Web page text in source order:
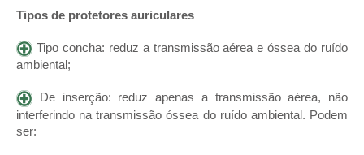
Tipos de protetores auriculares
Tipo concha: reduz a transmissão aérea e óssea do ruído
ambiental;
De inserção: reduz apenas a transmissão aérea, não
interferindo na transmissão óssea do ruído ambiental. Podem
ser: